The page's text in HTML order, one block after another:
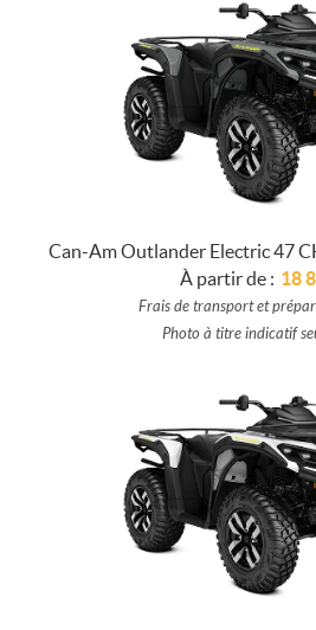
Can-Am Outlander Electric 47
À partir de : 18
Frais de transport et
Photo à titre indicatif